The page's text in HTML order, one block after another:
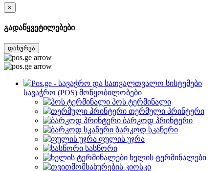
×
გადაწყვეტილებები
დახურვა
სავაჭრო (POS) მოწყობილობები
პოს ტერმინალი
თერმული პრინტერი
ბარკოდ პრინტერი
ბარკოდ სკანერი
ფულის უჯრა
სასწორი
ხელის ტერმინალები